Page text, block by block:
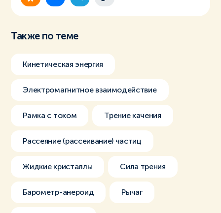
Также по теме
Кинетическая энергия
Электромагнитное взаимодействие
Рамка с током Трение качения
Рассеяние (рассеивание) частиц
Жидкие кристаллы Сила трения
Барометр-анероид Рычаг